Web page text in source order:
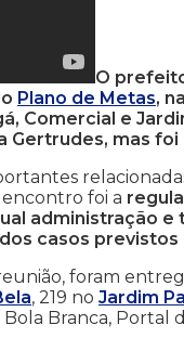
O
Plano de Metas,
Comercial e
Gertrudes, mas
foi a
administração
casos previstos
foram
, 219 no Jardim
Branca, Portal